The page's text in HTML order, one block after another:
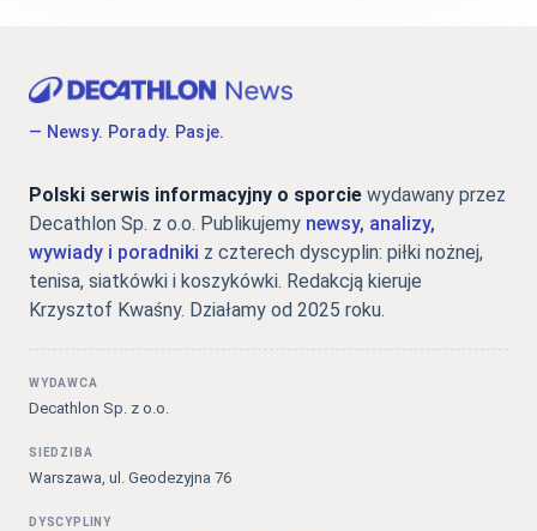
— Newsy. Porady. Pasje.
Polski serwis informacyjny o sporcie wydawany przez
Decathlon Sp. z o.o. Publikujemy newsy, analizy,
wywiady i poradniki z czterech dyscyplin: piłki nożnej,
tenisa, siatkówki i koszykówki. Redakcją kieruje
Krzysztof Kwaśny. Działamy od 2025 roku.
WYDAWCA
Decathlon Sp. z o.o.
SIEDZIBA
Warszawa, ul. Geodezyjna 76
DYSCYPLINY